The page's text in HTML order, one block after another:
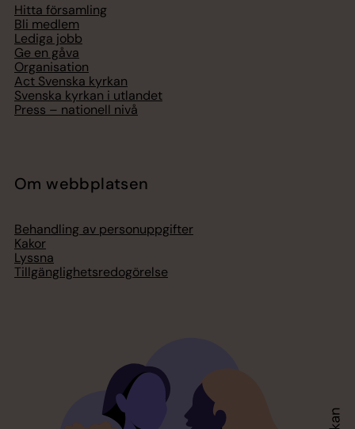
Hitta församling
Bli medlem
Lediga jobb
Ge en gåva
Organisation
Act Svenska kyrkan
Svenska kyrkan i utlandet
Press – nationell nivå
Om webbplatsen
Behandling av personuppgifter
Kakor
Lyssna
Tillgänglighetsredogörelse